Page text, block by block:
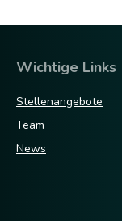
Wichtige Links
Stellenangebote
Team
News